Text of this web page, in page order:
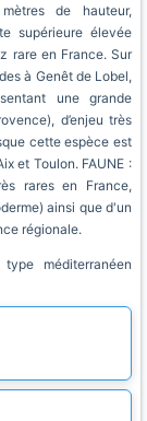
de hauteur,
supérieure élevée
rare en France. Sur
à Genêt de Lobel,
une grande
d’enjeu très
cette espèce est
et Toulon. FAUNE :
rares en France,
ainsi que d'un
régionale.
méditerranéen